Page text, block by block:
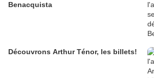
Benacquista
Découvrons Arthur Ténor, les billets!